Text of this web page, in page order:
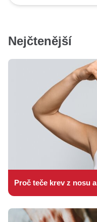
Nejčtenější
Proč teče krev z nosu